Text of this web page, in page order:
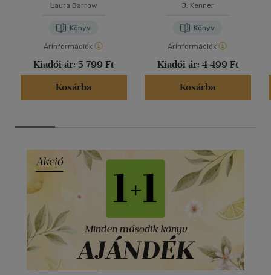
Laura Barrow
Könyv
Árinformációk
Kiadói ár: 5 799 Ft
Kosárba
J. Kenner
Könyv
Árinformációk
Kiadói ár: 4 499 Ft
Kosárba